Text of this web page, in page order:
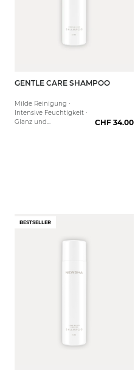
250 ml
GENTLE CARE SHAMPOO
Milde Reinigung ·
Intensive Feuchtigkeit ·
Glanz und
CHF 34.00
BESTSELLER